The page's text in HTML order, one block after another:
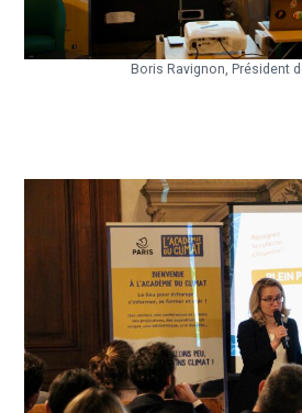
Boris Ravignon, Président